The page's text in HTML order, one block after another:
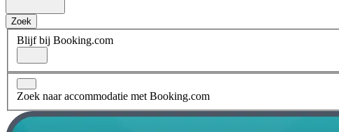
Zoek
Blijf bij Booking.com
Zoek naar accommodatie met Booking.com